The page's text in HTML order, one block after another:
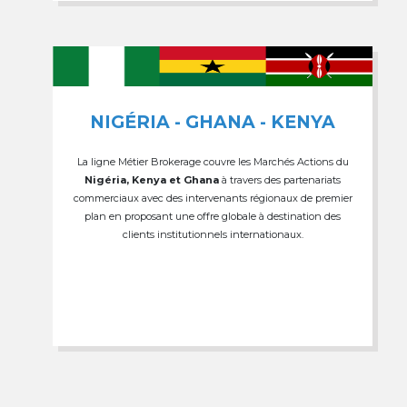
NIGÉRIA - GHANA - KENYA
La ligne Métier Brokerage couvre les Marchés Actions du
Nigéria, Kenya et Ghana à travers des partenariats
commerciaux avec des intervenants régionaux de premier
plan en proposant une offre globale à destination des
clients institutionnels internationaux.